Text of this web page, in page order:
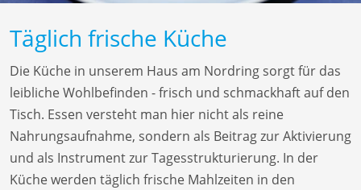
Täglich frische Küche
Die Küche in unserem Haus am Nordring sorgt für das
leibliche Wohlbefinden - frisch und schmackhaft auf den
Tisch. Essen versteht man hier nicht als reine
Nahrungsaufnahme, sondern als Beitrag zur Aktivierung
und als Instrument zur Tagesstrukturierung. In der
Küche werden täglich frische Mahlzeiten in den